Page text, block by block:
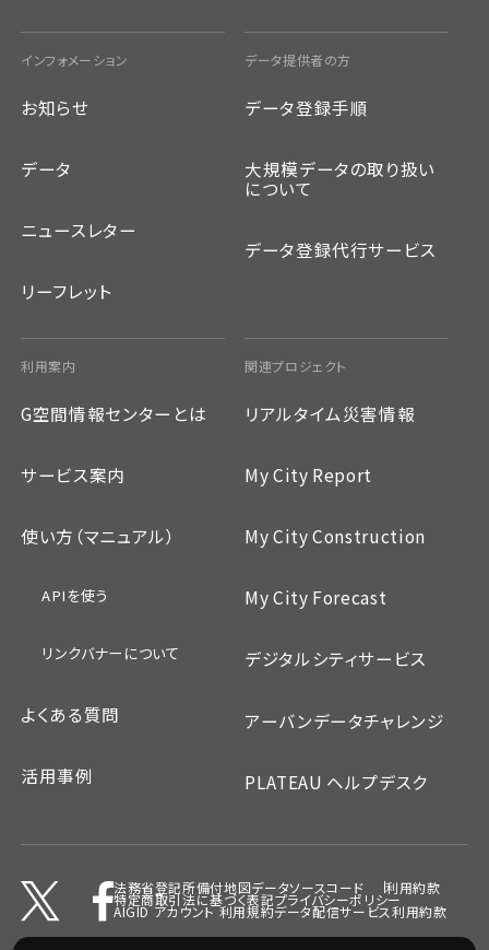
インフォメーション
お知らせ
データ
ニュースレター
リーフレット
利用案内
G空間情報センターとは
サービス案内
使い方（マニュアル）
APIを使う
リンクバナーについて
よくある質問
活用事例
データ提供者の方
データ登録手順
大規模データの取り扱い
について
データ登録代行サービス
関連プロジェクト
リアルタイム災害情報
My City Report
My City Construction
My City Forecast
デジタルシティサービス
アーバンデータチャレンジ
PLATEAU ヘルプデスク
法務省登記所備付地図データソースコード 利用約款
特定商取引法に基づく表記プライバシーポリシー
AIGID アカウント 利用規約データ配信サービス利用約款